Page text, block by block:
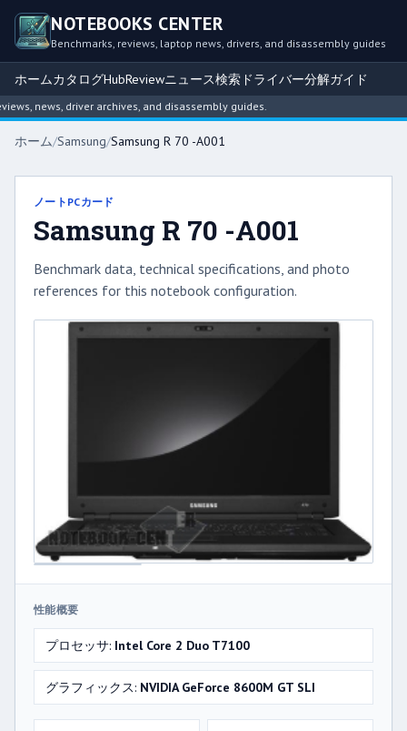
NOTEBOOKS CENTER
Benchmarks, reviews, laptop news, drivers, and disassembly guides
ホームカタログHubReviewニュース検索 ドライバー分解ガイド
news, driver archives, and disassembly guides.
ホーム/Samsung/Samsung R 70 -A001
ノートPCカード
Samsung R 70 -A001
Benchmark data, technical specifications, and photo
references for this notebook configuration.
性能概要
プロセッサ: Intel Core 2 Duo T7100
グラフィックス: NVIDIA GeForce 8600M GT SLI